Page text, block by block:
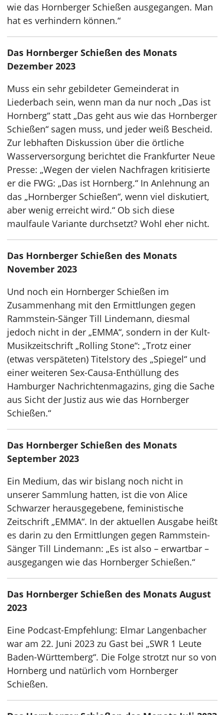
wie das Hornberger Schießen ausgegangen. Man
hat es verhindern können.“
Das Hornberger Schießen des Monats
Dezember 2023
Muss ein sehr gebildeter Gemeinderat in
Liederbach sein, wenn man da nur noch „Das ist
Hornberg“ statt „Das geht aus wie das Hornberger
Schießen“ sagen muss, und jeder weiß Bescheid.
Zur lebhaften Diskussion über die örtliche
Wasserversorgung berichtet die Frankfurter Neue
Presse: „Wegen der vielen Nachfragen kritisierte
er die FWG: „Das ist Hornberg.“ In Anlehnung an
das „Hornberger Schießen“, wenn viel diskutiert,
aber wenig erreicht wird.“ Ob sich diese
maulfaule Variante durchsetzt? Wohl eher nicht.
Das Hornberger Schießen des Monats
November 2023
Und noch ein Hornberger Schießen im
Zusammenhang mit den Ermittlungen gegen
Rammstein-Sänger Till Lindemann, diesmal
jedoch nicht in der „EMMA“, sondern in der Kult-
Musikzeitschrift „Rolling Stone“: „Trotz einer
(etwas verspäteten) Titelstory des „Spiegel“ und
einer weiteren Sex-Causa-Enthüllung des
Hamburger Nachrichtenmagazins, ging die Sache
aus Sicht der Justiz aus wie das Hornberger
Schießen.“
Das Hornberger Schießen des Monats
September 2023
Ein Medium, das wir bislang noch nicht in
unserer Sammlung hatten, ist die von Alice
Schwarzer herausgegebene, feministische
Zeitschrift „EMMA“. In der aktuellen Ausgabe heißt
es darin zu den Ermittlungen gegen Rammstein-
Sänger Till Lindemann: „Es ist also – erwartbar –
ausgegangen wie das Hornberger Schießen.“
Das Hornberger Schießen des Monats August
2023
Eine Podcast-Empfehlung: Elmar Langenbacher
war am 22. Juni 2023 zu Gast bei „SWR 1 Leute
Baden-Württemberg“. Die Folge strotzt nur so von
Hornberg und natürlich vom Hornberger
Schießen.